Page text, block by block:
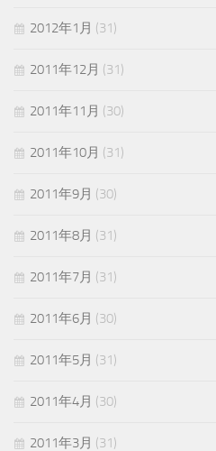
2012年1月 (31)
2011年12月 (31)
2011年11月 (30)
2011年10月 (31)
2011年9月 (30)
2011年8月 (31)
2011年7月 (31)
2011年6月 (30)
2011年5月 (31)
2011年4月 (30)
2011年3月 (31)